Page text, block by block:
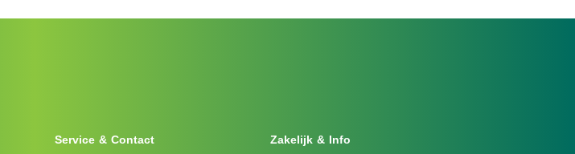
Service & Contact Zakelijk & Info